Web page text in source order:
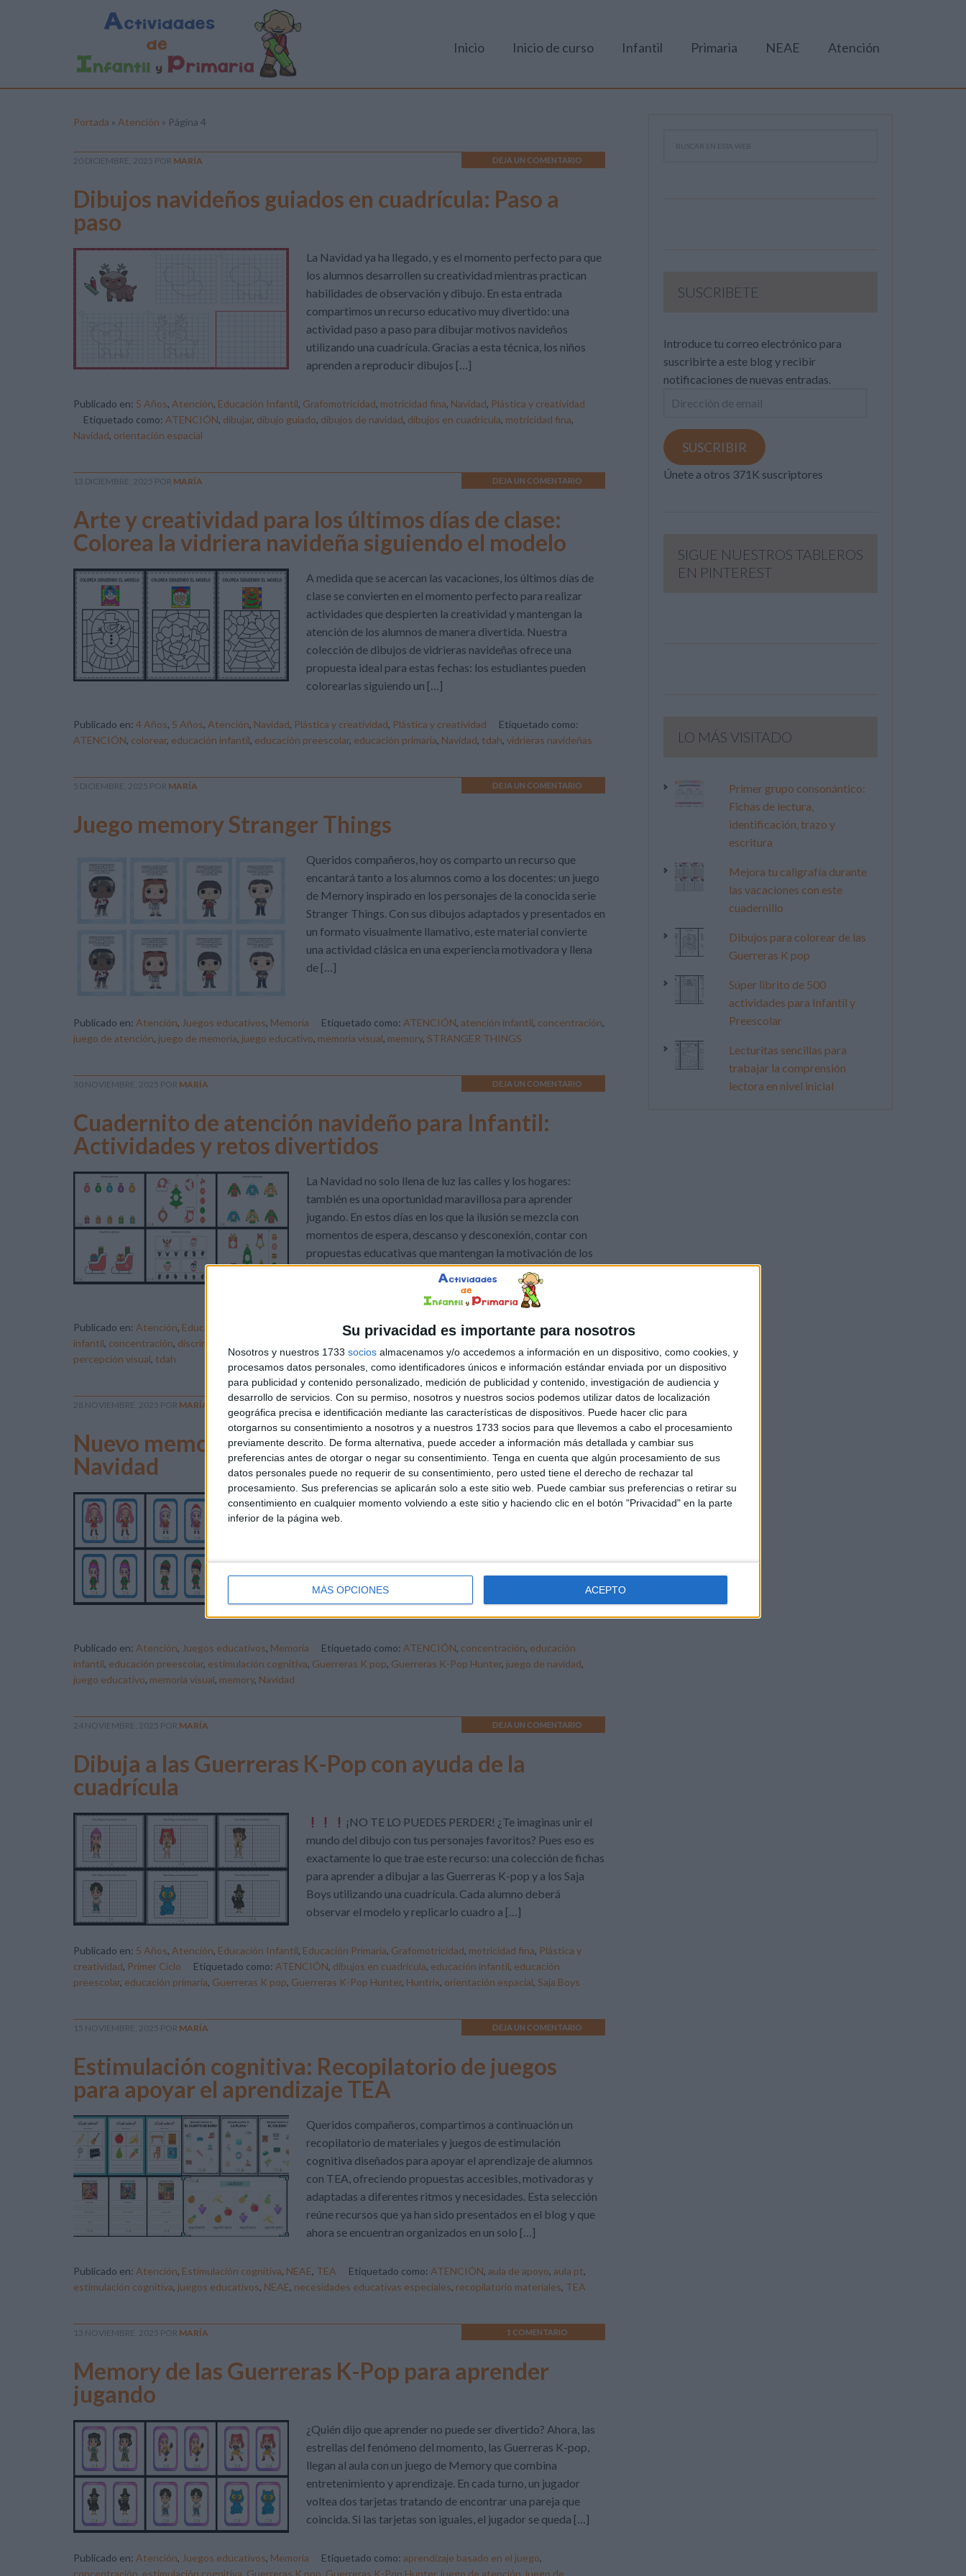
Su privacidad es importante para nosotros
Nosotros y nuestros 1733 socios almacenamos y/o accedemos a información en un dispositivo, como cookies, y
procesamos datos personales, como identificadores únicos e información estándar enviada por un dispositivo
para publicidad y contenido personalizado, medición de publicidad y contenido, investigación de audiencia y
desarrollo de servicios. Con su permiso, nosotros y nuestros socios podemos utilizar datos de localización
geográfica precisa e identificación mediante las características de dispositivos. Puede hacer clic para
otorgarnos su consentimiento a nosotros y a nuestros 1733 socios para que llevemos a cabo el procesamiento
previamente descrito. De forma alternativa, puede acceder a información más detallada y cambiar sus
preferencias antes de otorgar o negar su consentimiento. Tenga en cuenta que algún procesamiento de sus
datos personales puede no requerir de su consentimiento, pero usted tiene el derecho de rechazar tal
procesamiento. Sus preferencias se aplicarán solo a este sitio web. Puede cambiar sus preferencias o retirar su
consentimiento en cualquier momento volviendo a este sitio y haciendo clic en el botón "Privacidad" en la parte
inferior de la página web.
MÁS OPCIONES ACEPTO
Inicio Inicio de curso Infantil Primaria NEAE Atención
Portada » Atención » Página 4
20 DICIEMBRE, 2025 POR MARÍA DEJA UN COMENTARIO
Dibujos navideños guiados en cuadrícula: Paso a
paso
La Navidad ya ha llegado, y es el momento perfecto para que
los alumnos desarrollen su creatividad mientras practican
habilidades de observación y dibujo. En esta entrada
compartimos un recurso educativo muy divertido: una
actividad paso a paso para dibujar motivos navideños
utilizando una cuadrícula. Gracias a esta técnica, los niños
aprenden a reproducir dibujos […]
Publicado en: 5 Años, Atención, Educación Infantil, Grafomotricidad, motricidad fina, Navidad, Plástica y creatividad
Etiquetado como: ATENCIÓN, dibujar, dibujo guiado, dibujos de navidad, dibujos en cuadrícula, motricidad fina,
Navidad, orientación espacial
13 DICIEMBRE, 2025 POR MARÍA DEJA UN COMENTARIO
Arte y creatividad para los últimos días de clase:
Colorea la vidriera navideña siguiendo el modelo
A medida que se acercan las vacaciones, los últimos días de
clase se convierten en el momento perfecto para realizar
actividades que despierten la creatividad y mantengan la
atención de los alumnos de manera divertida. Nuestra
colección de dibujos de vidrieras navideñas ofrece una
propuesta ideal para estas fechas: los estudiantes pueden
colorearlas siguiendo un […]
Publicado en: 4 Años, 5 Años, Atención, Navidad, Plástica y creatividad, Plástica y creatividad
Etiquetado como:
ATENCIÓN, colorear, educación infantil, educación preescolar, educación primaria, Navidad, tdah, vidrieras navideñas
5 DICIEMBRE, 2025 POR MARÍA DEJA UN COMENTARIO
Juego memory Stranger Things
Queridos compañeros, hoy os comparto un recurso que
encantará tanto a los alumnos como a los docentes: un juego
de Memory inspirado en los personajes de la conocida serie
Stranger Things. Con sus dibujos adaptados y presentados en
un formato visualmente llamativo, este material convierte
una actividad clásica en una experiencia motivadora y llena
de […]
Publicado en: Atención, Juegos educativos, Memoria Etiquetado como: ATENCIÓN, atención infantil, concentración,
juego de atención, juego de memoria, juego educativo, memoria visual, memory, STRANGER THINGS
30 NOVIEMBRE, 2025 POR MARÍA DEJA UN COMENTARIO
Cuadernito de atención navideño para Infantil:
Actividades y retos divertidos
La Navidad no solo llena de luz las calles y los hogares:
también es una oportunidad maravillosa para aprender
jugando. En estos días en los que la ilusión se mezcla con
momentos de espera, descanso y desconexión, contar con
propuestas educativas que mantengan la motivación de los
niños resulta especialmente valioso. Por eso hoy queremos
Publicado en: Atención, Educación Infantil Estimulación cognitiva,Navidad,TDAH Etiquetado como:atención
infantil, concentración, discriminación visual
percepción visual, tdah
28 NOVIEMBRE, 2025 POR MARÍA 3 COMENTARIOS
Nuevo memory de las Guerreras K-Pop, especial
Navidad
¡¿PREPARADOS PARA ESTO?¡
Queridos
compañeros, os he preparado un recurso educativo muy
K-pop, ¡pero con un toque navideño! En este juego, nuestras
guerreras favoritas se transforman en personajes clásicos de
la Navidad, creando una […]
Publicado en: Atención, Juegos educativos, Memoria Etiquetado como: ATENCIÓN, concentración, educación
infantil, educación preescolar, estimulación cognitiva, Guerreras K pop, Guerreras K-Pop Hunter, juego de navidad,
juego educativo, memoria visual, memory, Navidad
24 NOVIEMBRE, 2025 POR MARÍA DEJA UN COMENTARIO
Dibuja a las Guerreras K-Pop con ayuda de la
cuadrícula
¡NO TE LO PUEDES PERDER! ¿Te imaginas unir el
mundo del dibujo con tus personajes favoritos? Pues eso es
exactamente lo que trae este recurso: una colección de fichas
para aprender a dibujar a las Guerreras K-pop y a los Saja
Boys utilizando una cuadrícula. Cada alumno deberá
observar el modelo y replicarlo cuadro a […]
Publicado en: 5 Años, Atención, Educación Infantil, Educación Primaria, Grafomotricidad, motricidad fina, Plástica y
creatividad, Primer Ciclo Etiquetado como: ATENCIÓN, dibujos en cuadrícula, educación infantil, educación
preescolar, educación primaria, Guerreras K pop, Guerreras K-Pop Hunter, Huntrix, orientación espacial, Saja Boys
15 NOVIEMBRE, 2025 POR MARÍA DEJA UN COMENTARIO
Estimulación cognitiva: Recopilatorio de juegos
para apoyar el aprendizaje TEA
Queridos compañeros, compartimos a continuación un
recopilatorio de materiales y juegos de estimulación
cognitiva diseñados para apoyar el aprendizaje de alumnos
con TEA, ofreciendo propuestas accesibles, motivadoras y
adaptadas a diferentes ritmos y necesidades. Esta selección
reúne recursos que ya han sido presentados en el blog y que
ahora se encuentran organizados en un solo […]
Publicado en: Atención, Estimulación cognitiva, NEAE, TEA Etiquetado como: ATENCIÓN, aula de apoyo, aula pt,
estimulación cognitiva, juegos educativos, NEAE, necesidades educativas especiales, recopilatorio materiales, TEA
13 NOVIEMBRE, 2025 POR MARÍA 1 COMENTARIO
Memory de las Guerreras K-Pop para aprender
jugando
¿Quién dijo que aprender no puede ser divertido? Ahora, las
estrellas del fenómeno del momento, las Guerreras K-pop,
llegan al aula con un juego de Memory que combina
entretenimiento y aprendizaje. En cada turno, un jugador
voltea dos tarjetas tratando de encontrar una pareja que
coincida. Si las tarjetas son iguales, el jugador se queda […]
Publicado en: Atención, Juegos educativos, Memoria Etiquetado como: aprendizaje basado en el juego,
concentración estimulación cognitiva Guerreras K pop Guerreras K-Pop Hunter, juego de atención juego de
SUSCRIBETE
Introduce tu correo electrónico para
suscribirte a este blog y recibir
notificaciones de nuevas entradas.
Dirección
email
SUSCRIBIR
Únete a otros 371K suscriptores
SIGUE NUESTROS TABLEROS
EN PINTEREST
LO MÁS VISITADO
Primer grupo consonántico:
Fichas de lectura,
identificación, trazo y
escritura
Mejora tu caligrafía durante
las vacaciones con este
cuadernillo
Dibujos para colorear de las
Guerreras K pop
Súper librito de 500
actividades para Infantil y
Preescolar
Lecturitas sencillas para
trabajar la comprensión
lectora en nivel inicial